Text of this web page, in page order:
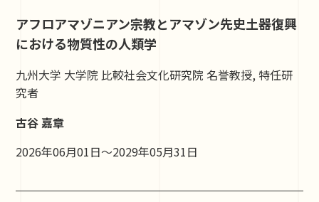
アフロアマゾニアン宗教とアマゾン先史土器復興
における物質性の人類学
九州大学 大学院 比較社会文化研究院 名誉教授, 特任研
究者
古谷 嘉章
2026年06月01日～2029年05月31日